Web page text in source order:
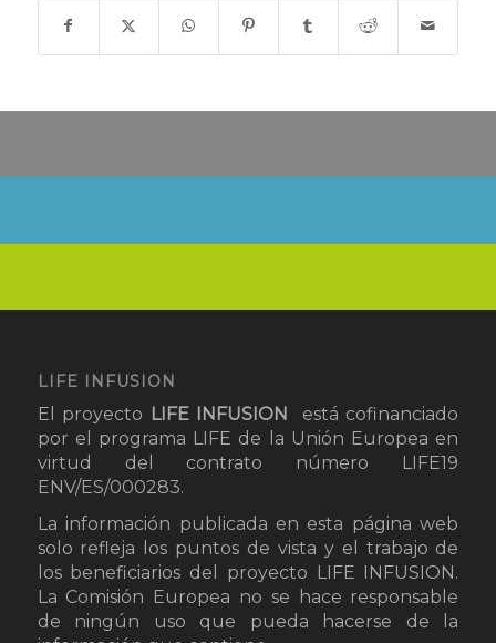
LIFE INFUSION
El proyecto LIFE INFUSION
está cofinanciado
por el programa LIFE de la Unión Europea en
virtud del contrato número LIFE19
ENV/ES/000283.
La información publicada en esta página web
solo refleja los puntos de vista y el trabajo de
los beneficiarios del proyecto LIFE INFUSION.
La Comisión Europea no se hace responsable
de ningún uso que pueda hacerse de la